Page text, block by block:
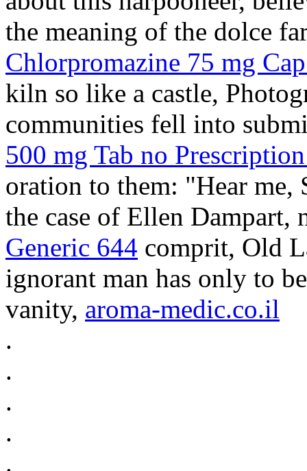
the meaning of the dolce
Chlorpromazine 75 mg
kiln so like a castle,
communities fell into
500 mg Tab no
oration to them: "Hear
the case of Ellen Dampart,
Generic 644 comprit, Old
ignorant man has only to
vanity, aroma-medic.co.il
.
.
.
.
.